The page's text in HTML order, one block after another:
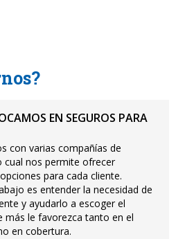
EN SEGUROS PARA
con varias compañías de
cual nos permite ofrecer
para cada cliente.
es entender la necesidad de
y ayudarlo a escoger el
más le favorezca tanto en el
en cobertura.